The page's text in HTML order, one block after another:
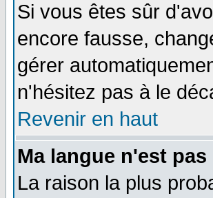
Si vous êtes sûr
encore fausse,
gérer
n'hésitez pas à le
Revenir en haut
Ma langue n'est
La raison la plus